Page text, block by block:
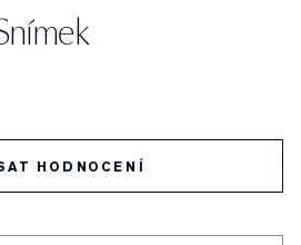
HODNOCENÍ